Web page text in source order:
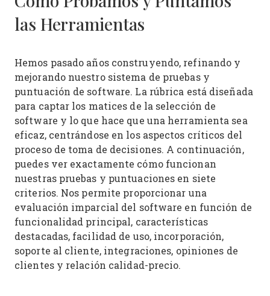
las Herramientas
Hemos pasado años construyendo, refinando y
mejorando nuestro sistema de pruebas y
puntuación de software. La rúbrica está diseñada
para captar los matices de la selección de
software y lo que hace que una herramienta sea
eficaz, centrándose en los aspectos críticos del
proceso de toma de decisiones. A continuación,
puedes ver exactamente cómo funcionan
nuestras pruebas y puntuaciones en siete
criterios. Nos permite proporcionar una
evaluación imparcial del software en función de
funcionalidad principal, características
destacadas, facilidad de uso, incorporación,
soporte al cliente, integraciones, opiniones de
clientes y relación calidad-precio.